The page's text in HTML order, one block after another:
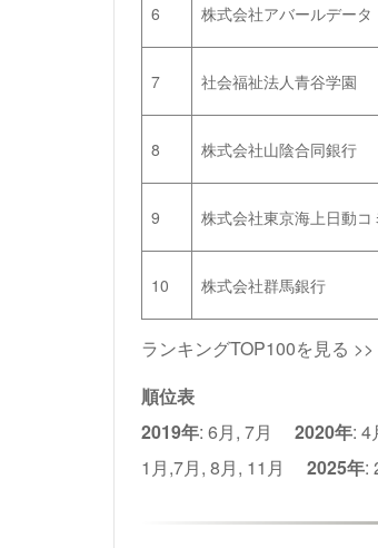
6 株式会社アバールデータ
7 社会福祉法人青谷学園
8 株式会社山陰合同銀行
9 株式会社東京海上日動
10 株式会社群馬銀行
ランキングTOP100を見る >>
順位表
2019年: 6月, 7月 2020年: 4
1月,7月, 8月, 11月 2025年: